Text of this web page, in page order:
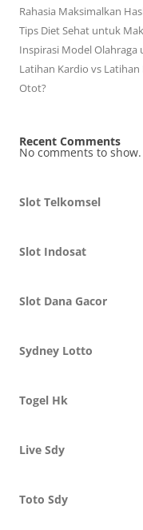
Rahasia Maksimalkan
Tips Diet Sehat untuk
Inspirasi Model
Latihan Kardio vs
Otot?
Recent Comments
No comments to show.
Slot Telkomsel
Slot Indosat
Slot Dana Gacor
Sydney Lotto
Togel Hk
Live Sdy
Toto Sdy